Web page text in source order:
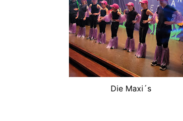
Die Maxi´s